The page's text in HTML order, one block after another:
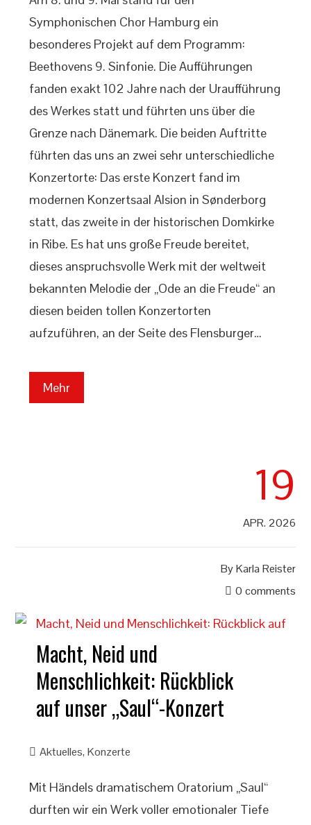
Symphonischen Chor Hamburg ein
besonderes Projekt auf dem Programm:
Beethovens 9. Sinfonie. Die Aufführungen
fanden exakt 102 Jahre nach der Uraufführung
des Werkes statt und führten uns über die
Grenze nach Dänemark. Die beiden Auftritte
führten das uns an zwei sehr unterschiedliche
Konzertorte: Das erste Konzert fand im
modernen Konzertsaal Alsion in Sønderborg
statt, das zweite in der historischen Domkirke
in Ribe. Es hat uns große Freude bereitet,
dieses anspruchsvolle Werk mit der weltweit
bekannten Melodie der „Ode an die Freude“ an
diesen beiden tollen Konzertorten
aufzuführen, an der Seite des Flensburger…
Mehr
19
APR. 2026
ByKarla Reister
0 comments
Macht, Neid und
Menschlichkeit: Rückblick
auf unser „Saul“-Konzert
Aktuelles,Konzerte
Mit Händels dramatischem Oratorium „Saul“
durften wir ein Werk voller emotionaler Tiefe